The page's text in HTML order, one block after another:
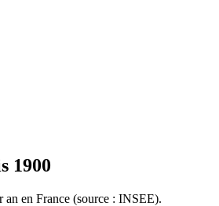
1900
an en France (source : INSEE).